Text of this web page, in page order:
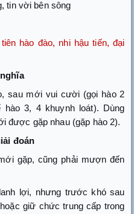
tin vời bên sông
hào đào, nhi hậu tiến, đại
sau mới vui cười (gọi hào 2
3, 4 khuynh loát). Dùng
được gặp nhau (gặp hào 2).
đoán
gặp, cũng phải mượn đến
lợi, nhưng trước khó sau
giữ chức trung cấp trong